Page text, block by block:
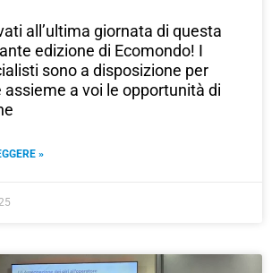
all’ultima giornata di questa
edizione di Ecomondo! I
sono a disposizione per
assieme a voi le opportunità di
»